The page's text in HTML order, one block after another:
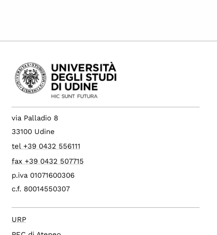
via Palladio 8
33100 Udine
tel +39 0432 556111
fax +39 0432 507715
p.iva 01071600306
c.f. 80014550307
URP